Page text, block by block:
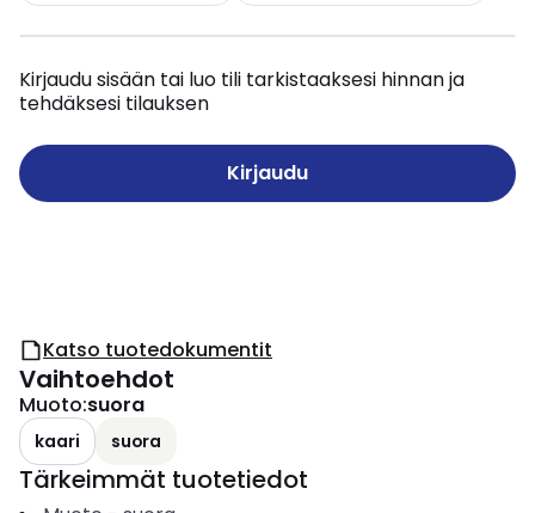
Kirjaudu sisään tai luo tili tarkistaaksesi hinnan ja
tehdäksesi tilauksen
Kirjaudu
Katso tuotedokumentit
Vaihtoehdot
Muoto:suora
kaari suora
Tärkeimmät tuotetiedot